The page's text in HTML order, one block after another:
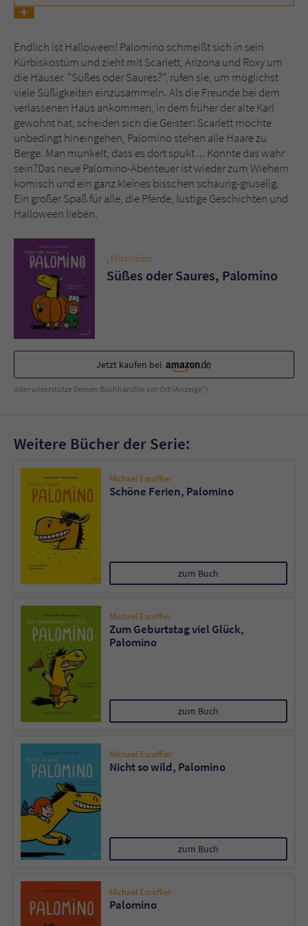
Endlich ist Halloween! Palomino schmeißt sich in sein
Kürbiskostüm und zieht mit Scarlett, Arizona und Roxy um
die Häuser. "Süßes oder Saures?", rufen sie, um möglichst
viele Süßigkeiten einzusammeln. Als die Freunde bei dem
verlassenen Haus ankommen, in dem früher der alte Karl
gewohnt hat, scheiden sich die Geister: Scarlett möchte
unbedingt hineingehen, Palomino stehen alle Haare zu
Berge. Man munkelt, dass es dort spukt ... Könnte das wahr
sein?Das neue Palomino-Abenteuer ist wieder zum Wiehern
komisch und ein ganz kleines bisschen schaurig-gruselig.
Ein großer Spaß für alle, die Pferde, lustige Geschichten und
Halloween lieben.
, Mixtvision
Süßes oder Saures, Palomino
Jetzt kaufen bei
oder unterstütze Deinen Buchhändler vor Ort (Anzeige*)
Weitere Bücher der Serie:
Michael Escoffier
Schöne Ferien, Palomino
zum Buch
Michael Escoffier
Zum Geburtstag viel Glück,
Palomino
zum Buch
Michael Escoffier
Nicht so wild, Palomino
zum Buch
Michael Escoffier
Palomino
Anbieter Literatur-Couch Medien GmbH & Co. KG
Laufzeit 1 Jahr
Zweck Cookie für Kommentare einzelner Buchtitel
Name fe_typo_user
Anbieter Literatur-Couch Medien GmbH & Co. KG
Laufzeit
Zweck
Dieses Cookie gewährleistet die
Kommunikation der Webseite mit dem